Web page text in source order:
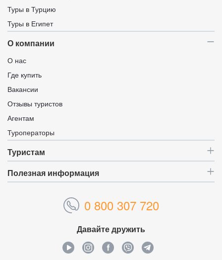
Туры в Турцию
Туры в Египет
О компании
О нас
Где купить
Вакансии
Отзывы туристов
Агентам
Туроператоры
Туристам
Полезная информация
0 800 307 720
Давайте дружить